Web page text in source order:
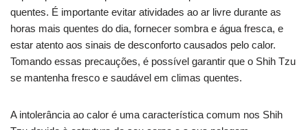
quentes. É importante evitar atividades ao ar livre durante as
horas mais quentes do dia, fornecer sombra e água fresca, e
estar atento aos sinais de desconforto causados pelo calor.
Tomando essas precauções, é possível garantir que o Shih Tzu
se mantenha fresco e saudável em climas quentes.
A intolerância ao calor é uma característica comum nos Shih